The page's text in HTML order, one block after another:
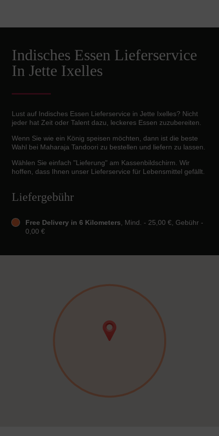
Indisches Essen Lieferservice
In Jette Ixelles
Lust auf Indisches Essen Lieferservice in Jette Ixelles? Nicht
jeder hat Zeit oder Talent dazu, leckeres Essen zuzubereiten.
Wenn Sie wie ein König speisen möchten, dann ist die beste
Wahl bei Maharaja Tandoori zu bestellen und liefern zu lassen.
Wählen Sie einfach "Lieferung" am Kassenbildschirm. Wir
hoffen, dass Ihnen unser Lieferservice für Lebensmittel gefällt.
Liefergebühr
Free Delivery in 6 Kilometers, Mind. - 25,00 €, Gebühr -
0,00 €